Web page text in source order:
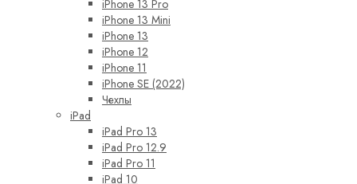
iPhone 13 Pro
iPhone 13 Mini
iPhone 13
iPhone 12
iPhone 11
iPhone SE (2022)
Чехлы
iPad
iPad Pro 13
iPad Pro 12.9
iPad Pro 11
iPad 10